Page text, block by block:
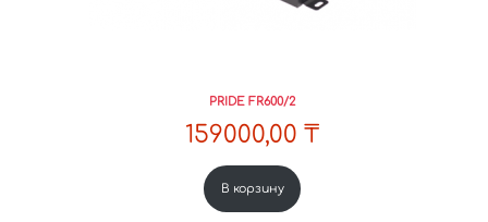
PRIDE FR600/2
159000,00 ₸
В корзину